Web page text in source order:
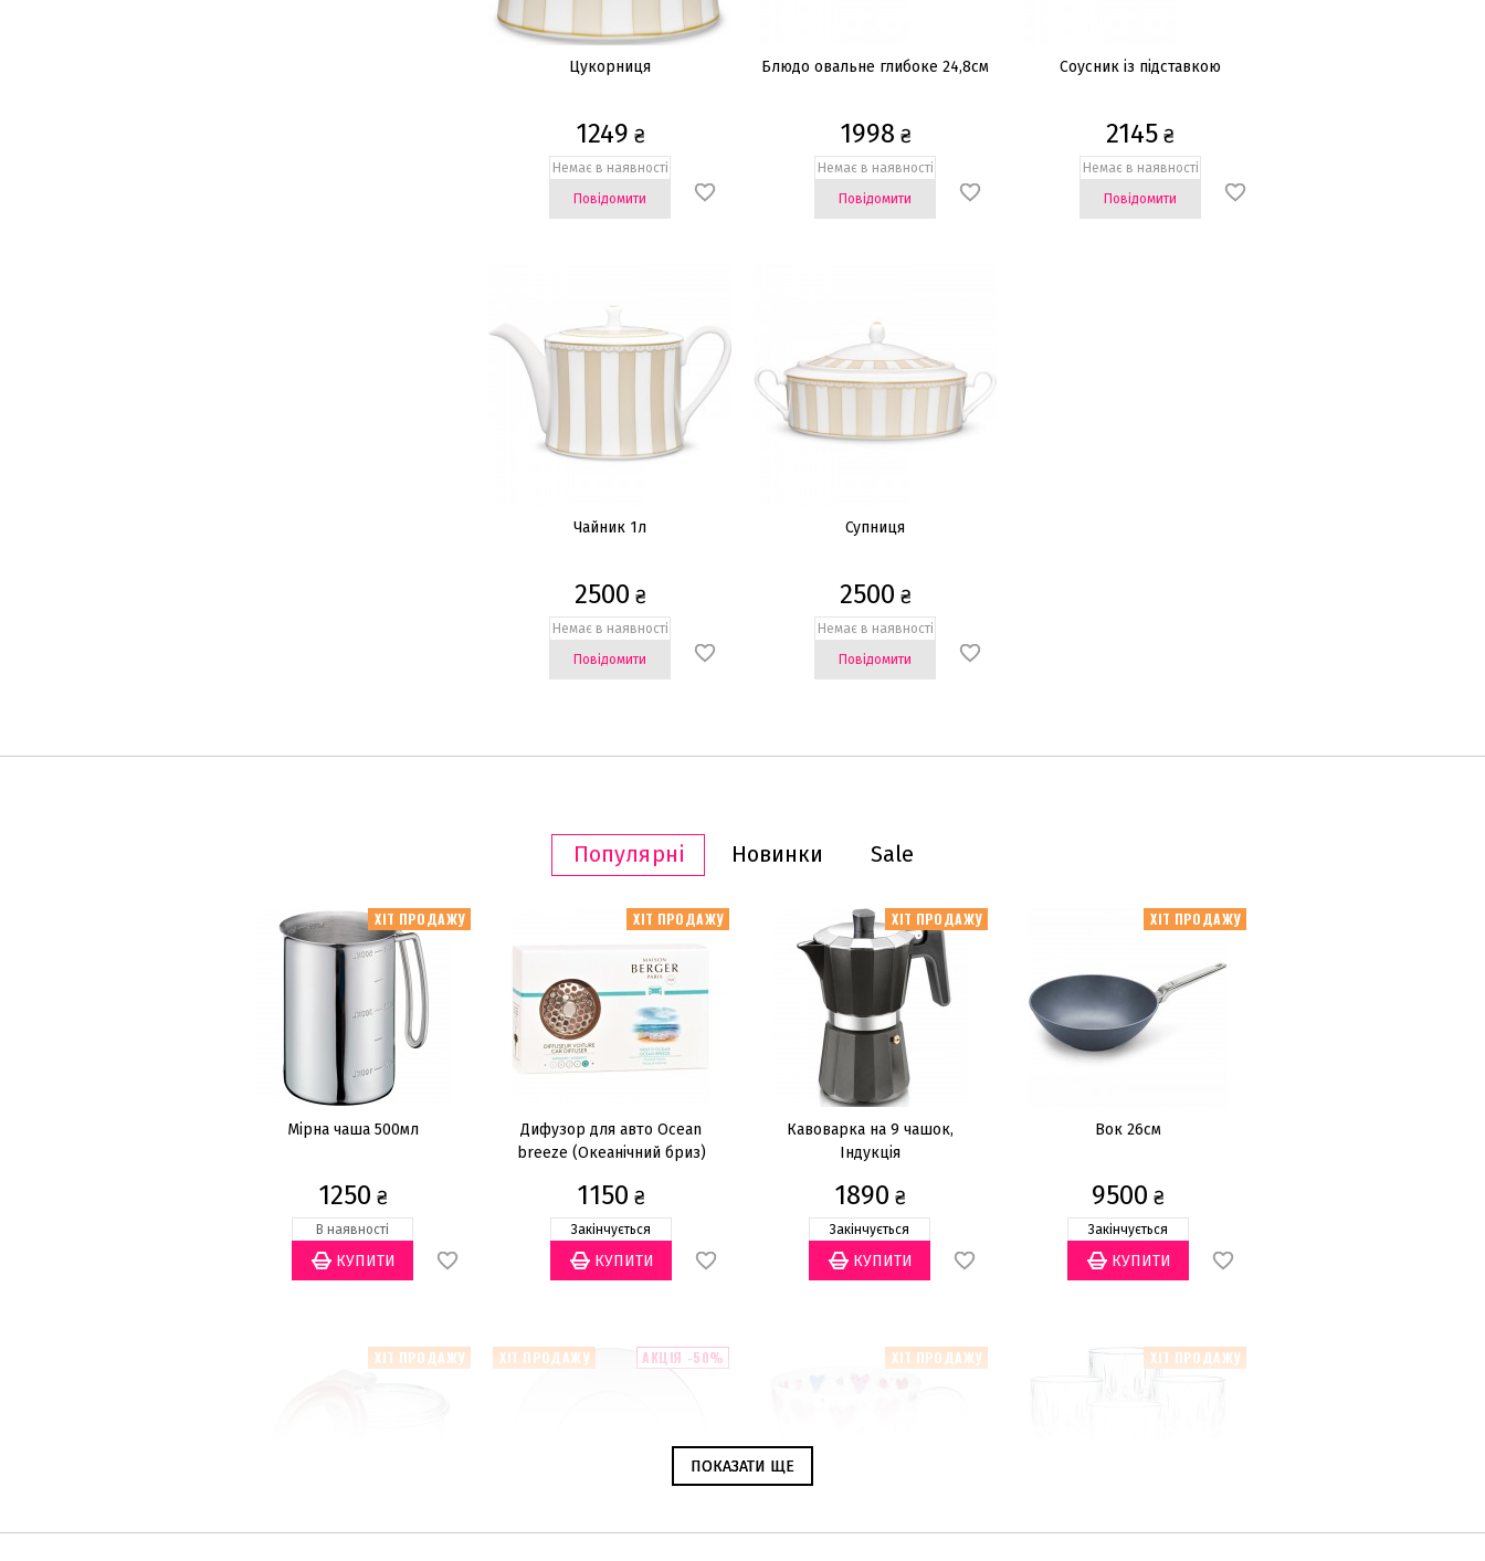
Цукорниця
1249 ₴
Немає в наявності
Повідомити
Блюдо овальне глибоке 24,8см
1998 ₴
Немає в наявності
Повідомити
Соусник із підставкою
2145 ₴
Немає в наявності
Повідомити
Чайник 1л
2500 ₴
Немає в наявності
Повідомити
Супниця
2500 ₴
Немає в наявності
Повідомити
Популярні Новинки Sale
ХІТ ПРОДАЖУ
Мірна чаша 500мл
1250 ₴
В наявності
ХІТ ПРОДАЖУ
Дифузор для авто Ocean
breeze (Океанічний бриз)
1150 ₴
Закінчується
ХІТ ПРОДАЖУ
Кавоварка на 9 чашок,
Індукція
1890 ₴
Закінчується
ХІТ ПРОДАЖУ
Вок 26см
9500 ₴
Закінчується
ХІТ ПРОДАЖУ ХІТ ПРОДАЖУ АКЦІЯ -50% ХІТ ПРОДАЖУ ХІТ ПРОДАЖУ
ПОКАЗАТИ ЩЕ
ПОКАЗАТИ ЩЕ